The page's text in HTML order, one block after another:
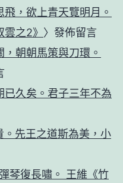
，欲上青天覽明月。
之2》 〉發佈留言
朝朝馬策與刀環。
已久矣。君子三年不為
。先王之道斯為美，小
琴復長嘯。 王維《竹